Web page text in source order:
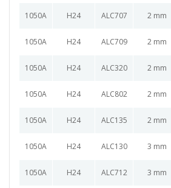
1050A H24 ALC707 2 mm
1050A H24 ALC709 2 mm
1050A H24 ALC320 2 mm
1050A H24 ALC802 2 mm
1050A H24 ALC135 2 mm
1050A H24 ALC130 3 mm
1050A H24 ALC712 3 mm